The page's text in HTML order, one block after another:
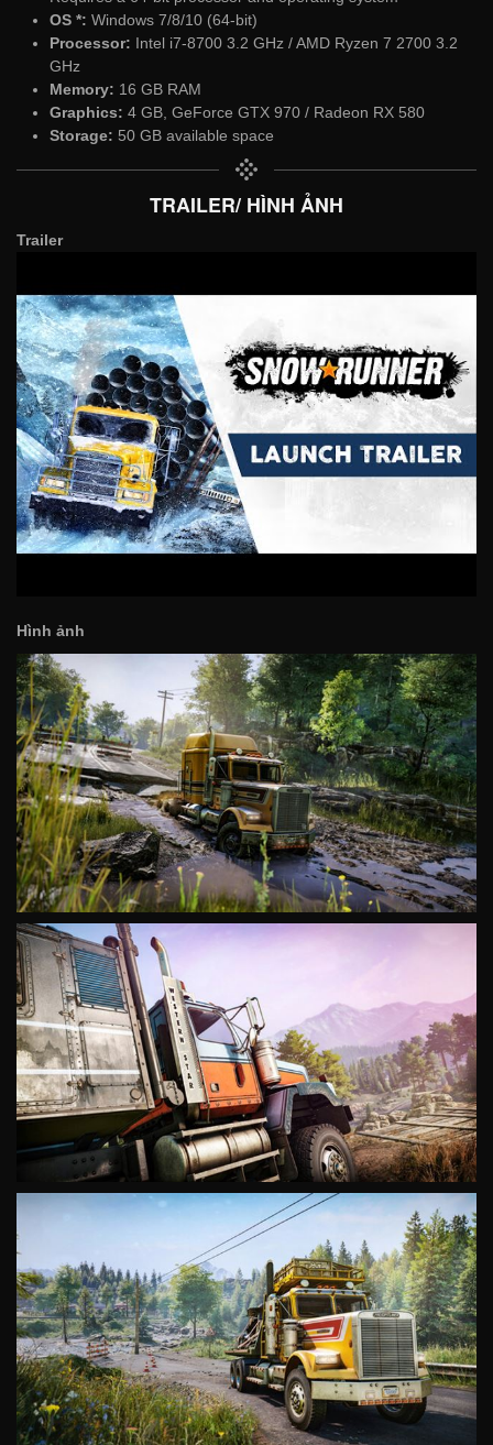
OS *: Windows 7/8/10 (64-bit)
Processor: Intel i7-8700 3.2 GHz / AMD Ryzen 7 2700 3.2
GHz
Memory: 16 GB RAM
Graphics: 4 GB, GeForce GTX 970 / Radeon RX 580
Storage: 50 GB available space
TRAILER/ HÌNH ẢNH
Trailer
Hình ảnh